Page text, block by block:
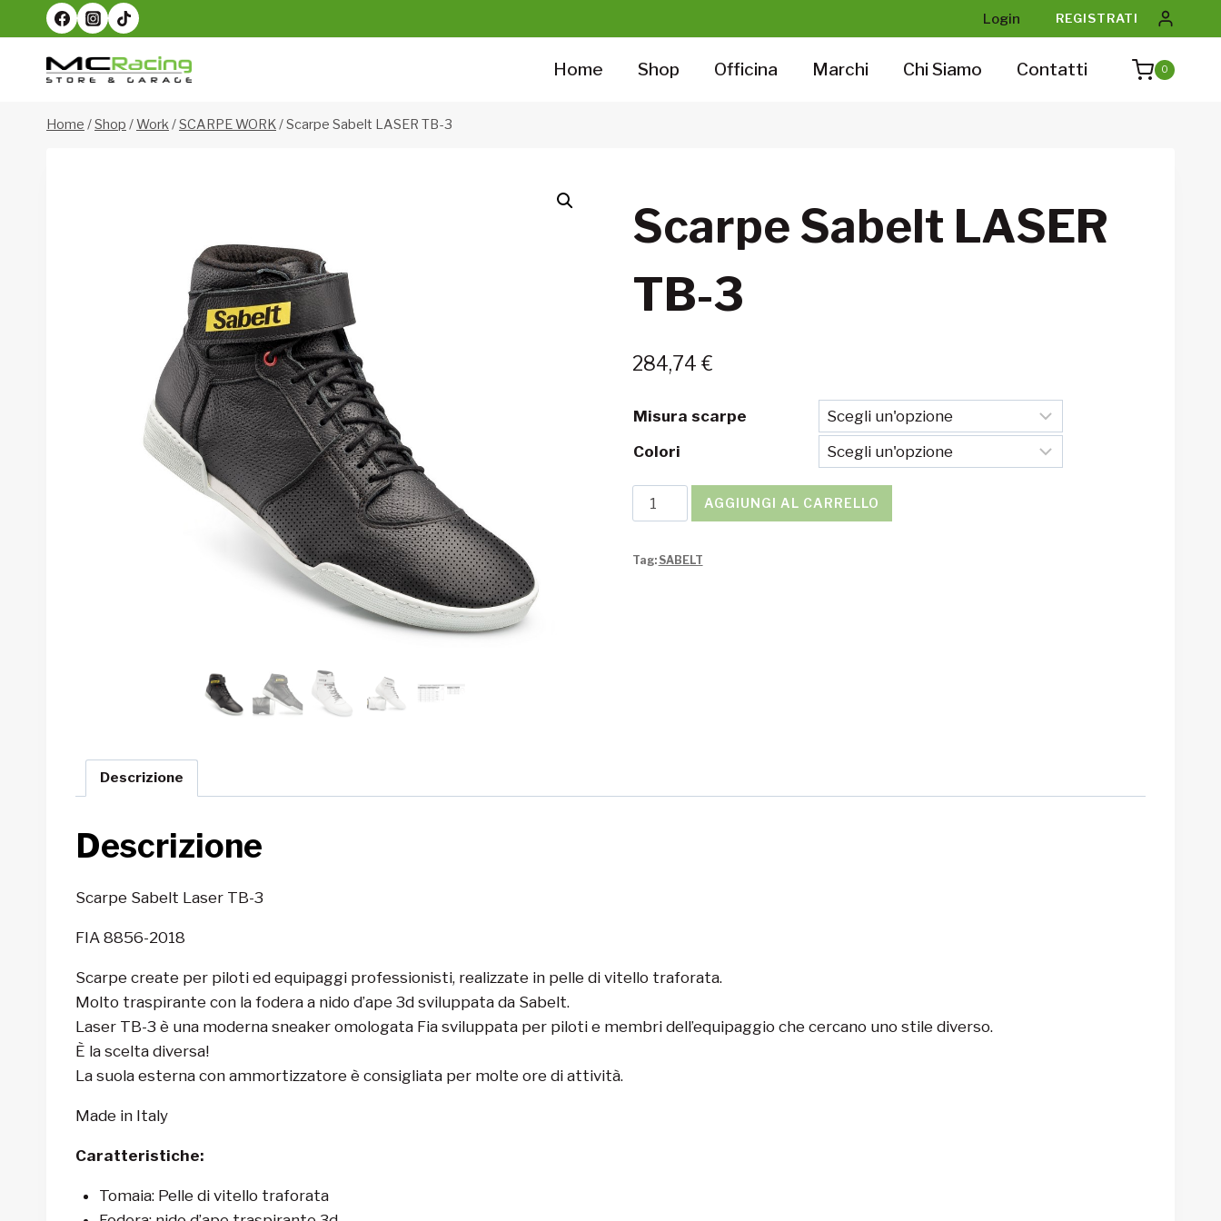
al
contenuto
Login REGISTRATI
Home Shop Officina Marchi Chi Siamo Contatti 0
Home /Shop /Work/SCARPE WORK/Scarpe Sabelt LASER TB-3
Scarpe Sabelt LASER
TB-3
284,74 €
Misura scarpe
Colori
Scarpe
Sabelt
TB-
AGGIUNGI AL CARRELLO
Tag: SABELT
Descrizione
Descrizione
Scarpe Sabelt Laser TB-3
FIA 8856-2018
Scarpe create per piloti ed equipaggi professionisti, realizzate in pelle di vitello traforata.
Molto traspirante con la fodera a nido d’ape 3d sviluppata da Sabelt.
Laser TB-3 è una moderna sneaker omologata Fia sviluppata per piloti e membri dell’equipaggio che cercano uno stile diverso.
È la scelta diversa!
La suola esterna con ammortizzatore è consigliata per molte ore di attività.
Made in Italy
Caratteristiche:
Tomaia: Pelle di vitello traforata